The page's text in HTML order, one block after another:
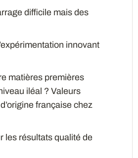
difficile mais des
innovant
matières premières
iléal ? Valeurs
française chez
les résultats qualité de